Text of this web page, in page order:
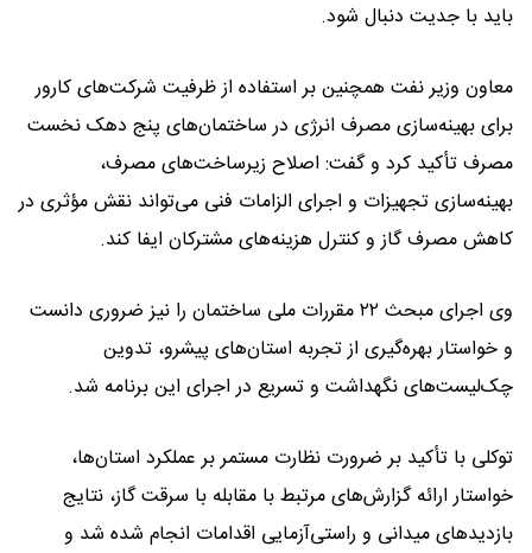
باید با جدیت دنبال شود.
معاون وزیر نفت همچنین بر استفاده از ظرفیت شرکت‌های کارور
برای بهینه‌سازی مصرف انرژی در ساختمان‌های پنج دهک نخست
مصرف تأکید کرد و گفت: اصلاح زیرساخت‌های مصرف،
بهینه‌سازی تجهیزات و اجرای الزامات فنی می‌تواند نقش مؤثری در
کاهش مصرف گاز و کنترل هزینه‌های مشترکان ایفا کند.
وی اجرای مبحث ۲۲ مقررات ملی ساختمان را نیز ضروری دانست
و خواستار بهره‌گیری از تجربه استان‌های پیشرو، تدوین
چک‌لیست‌های نگهداشت و تسریع در اجرای این برنامه شد.
توکلی با تأکید بر ضرورت نظارت مستمر بر عملکرد استان‌ها،
خواستار ارائه گزارش‌های مرتبط با مقابله با سرقت گاز، نتایج
بازدیدهای میدانی و راستی‌آزمایی اقدامات انجام شده شد و